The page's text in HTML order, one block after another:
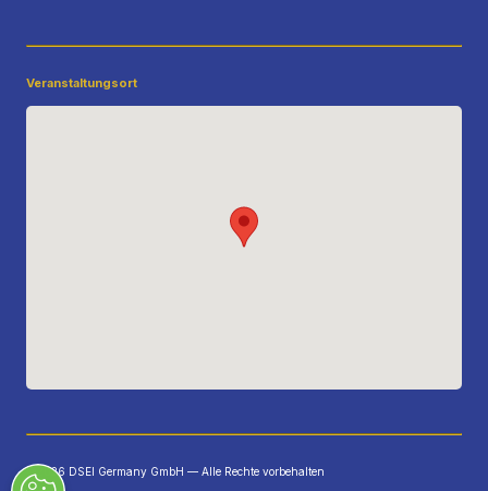
Veranstaltungsort
©2026 DSEI Germany GmbH — Alle Rechte vorbehalten